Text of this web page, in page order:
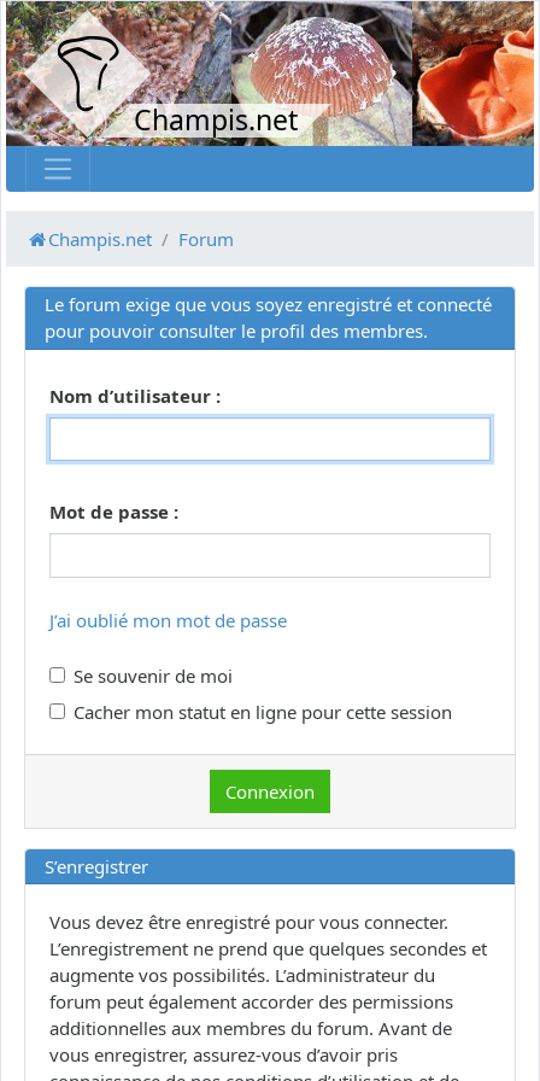
Champis.net
Champis.net Forum
Le forum exige que vous soyez enregistré et connecté
pour pouvoir consulter le profil des membres.
Nom d’utilisateur :
Mot de passe :
J’ai oublié mon mot de passe
Se souvenir de moi
Cacher mon statut en ligne pour cette session
S’enregistrer
Vous devez être enregistré pour vous connecter.
L’enregistrement ne prend que quelques secondes et
augmente vos possibilités. L’administrateur du
forum peut également accorder des permissions
additionnelles aux membres du forum. Avant de
vous enregistrer, assurez-vous d’avoir pris